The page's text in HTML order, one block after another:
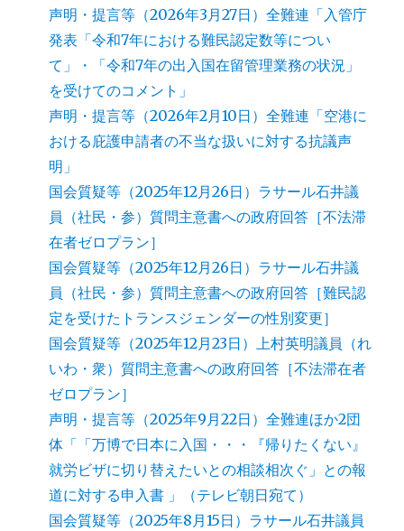
声明・提言等（2026年3月27日）全難連「入管庁
発表「令和7年における難民認定数等につい
て」・「令和7年の出入国在留管理業務の状況」
を受けてのコメント」
声明・提言等（2026年2月10日）全難連「空港に
おける庇護申請者の不当な扱いに対する抗議声
明」
国会質疑等（2025年12月26日）ラサール石井議
員（社民・参）質問主意書への政府回答［不法滞
在者ゼロプラン］
国会質疑等（2025年12月26日）ラサール石井議
員（社民・参）質問主意書への政府回答［難民認
定を受けたトランスジェンダーの性別変更］
国会質疑等（2025年12月23日）上村英明議員（れ
いわ・衆）質問主意書への政府回答［不法滞在者
ゼロプラン］
声明・提言等（2025年9月22日）全難連ほか2団
体「「万博で日本に入国・・・『帰りたくない』
就労ビザに切り替えたいとの相談相次ぐ」との報
道に対する申入書 」（テレビ朝日宛て）
国会質疑等（2025年8月15日）ラサール石井議員